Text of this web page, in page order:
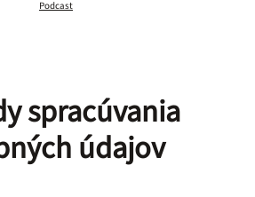
Podcast
spracúvania
údajov